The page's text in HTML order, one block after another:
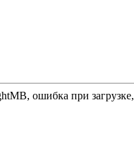
ошибка при загрузке,